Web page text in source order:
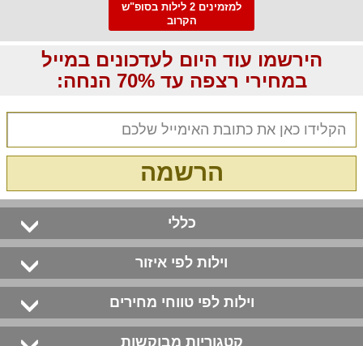
למזמינים 2 לילות בסופ"ש
הקרוב
הירשמו עוד היום לעדכונים במייל
במחירי רצפה עד 70% הנחה:
הרשמה
כללי
וילות לפי איזור
וילות לפי טווחי מחירים
קטגוריות מבוקשות